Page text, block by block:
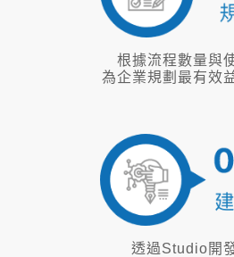
根據流程數量與
為企業規劃最有效
透過Studio開
導入自動化